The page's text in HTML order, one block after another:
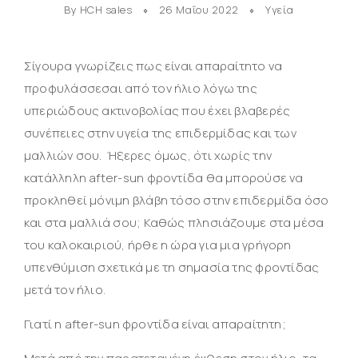
By HCH sales 26 Μαΐου 2022 Υγεία
Σίγουρα γνωρίζεις πως είναι απαραίτητο να
προφυλάσσεσαι από τον ήλιο λόγω της
υπεριώδους ακτινοβολίας που έχει βλαβερές
συνέπειες στην υγεία της επιδερμίδας και των
μαλλιών σου. Ήξερες όμως, ότι χωρίς την
κατάλληλη after-sun φροντίδα θα μπορούσε να
προκληθεί μόνιμη βλάβη τόσο στην επιδερμίδα όσο
και στα μαλλιά σου; Καθώς πλησιάζουμε στα μέσα
του καλοκαιριού, ήρθε η ώρα για μια γρήγορη
υπενθύμιση σχετικά με τη σημασία της φροντίδας
μετά τον ήλιο.
Γιατί η after-sun φροντίδα είναι απαραίτητη;